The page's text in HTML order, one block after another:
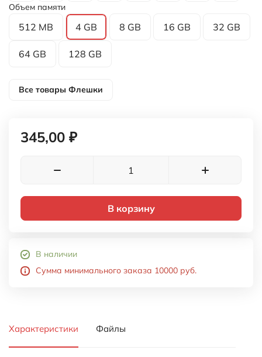
Объем памяти
512 MB 4 GB 8 GB 16 GB 32 GB
64 GB 128 GB
Все товары Флешки
345,00 ₽
В корзину
В наличии
Сумма минимального заказа 10000 руб.
Характеристики Файлы